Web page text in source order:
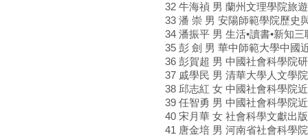
32 牛海禎 男 蘭州文理學院旅
33 潘 崇 男 安陽師範學院歷史
34 潘振平 男 生活•讀書•新知
35 彭 劍 男 華中師範大學中國
36 彭賀超 男 中國社會科學院
37 戚學民 男 清華大學人文學
38 邱志紅 女 中國社會科學院
39 任智勇 男 中國社會科學院
40 宋月華 女 社會科學文獻出
41 唐金培 男 河南省社會科學